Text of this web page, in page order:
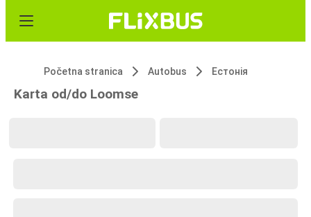
Početna stranica Autobus Естонія
Karta od/do Loomse